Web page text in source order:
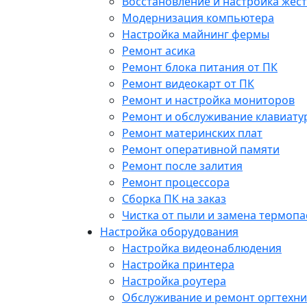
Модернизация компьютера
Настройка майнинг фермы
Ремонт асика
Ремонт блока питания от ПК
Ремонт видеокарт от ПК
Ремонт и настройка мониторов
Ремонт и обслуживание
Ремонт материнских плат
Ремонт оперативной памяти
Ремонт после залития
Ремонт процессора
Сборка ПК на заказ
Чистка от пыли и замена
Настройка оборудования
Настройка видеонаблюдения
Настройка принтера
Настройка роутера
Обслуживание и ремонт